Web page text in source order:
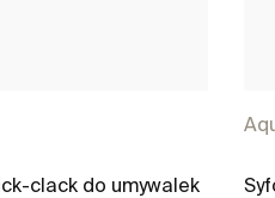
clack do umywalek